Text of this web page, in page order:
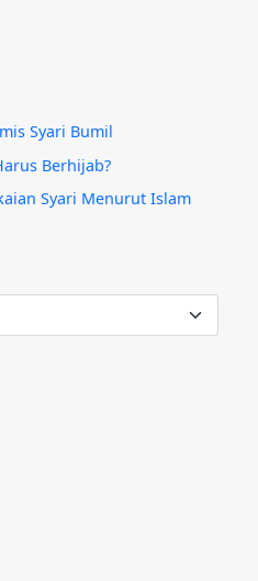
Syari Bumil
Berhijab?
Syari Menurut Islam